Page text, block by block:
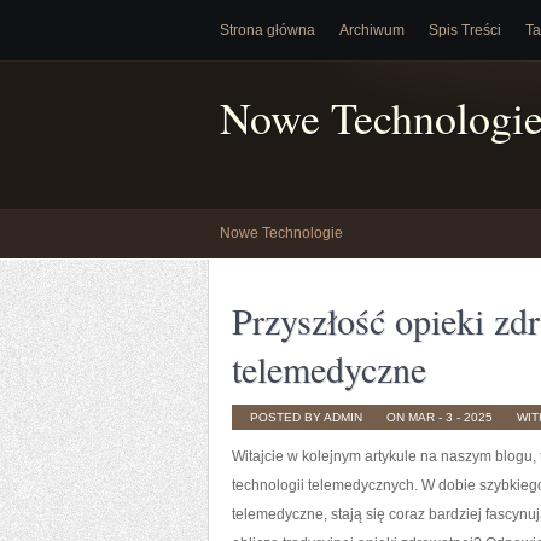
Strona główna Archiwum Spis Treści
Nowe
Nowe Technologie
Przyszłość opieki
telemedyczne
POSTED BY ADMIN ON MAR - 3 - 2025
Witajcie w ‍kolejnym artykule na naszym
technologii telemedycznych. W dobie
telemedyczne, stają się coraz bardziej